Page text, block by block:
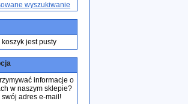
wyszukiwanie
koszyk jest pusty
informacje o
w naszym sklepie?
swój adres e-mail!